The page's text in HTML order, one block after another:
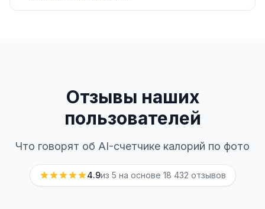
Отзывы наших
пользователей
Что говорят об AI-счетчике калорий по фото
4.9из 5 на основе 18 432 отзывов